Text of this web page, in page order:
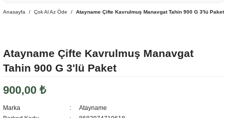
Anasayfa Çok Al Az Öde Atayname Çifte Kavrulmuş Manavgat Tahin 900 G 3'lü Paket
Atayname Çifte Kavrulmuş Manavgat
Tahin 900 G 3'lü Paket
900,00 ₺
Marka
Atayname